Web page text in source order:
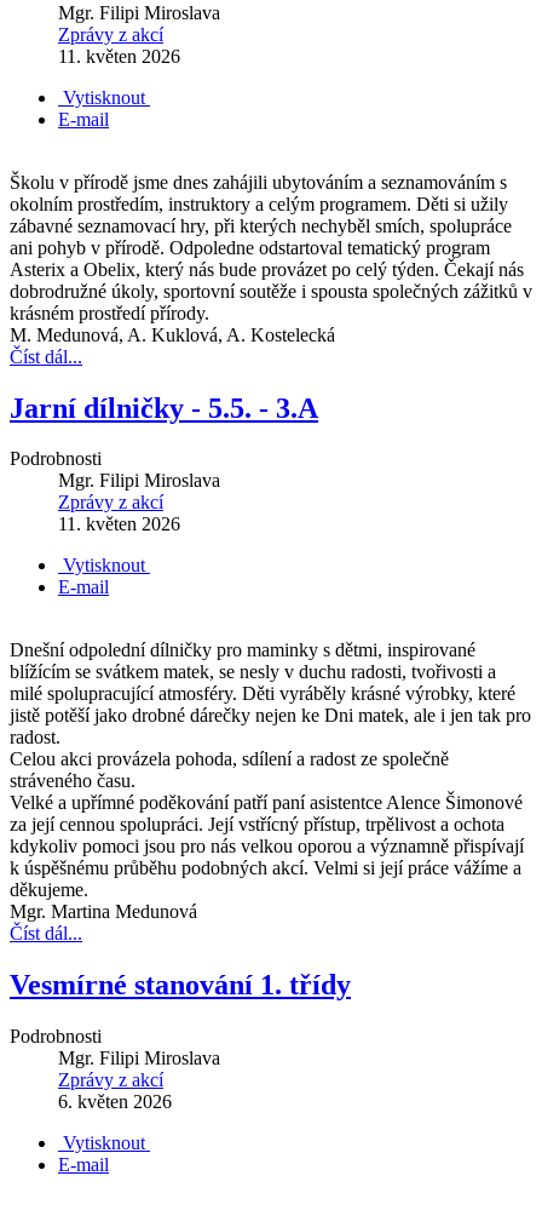
Mgr. Filipi Miroslava
Zprávy z akcí
11. květen 2026
Vytisknout
E-mail
Školu v přírodě jsme dnes zahájili ubytováním a seznamováním s
okolním prostředím, instruktory a celým programem. Děti si užily
zábavné seznamovací hry, při kterých nechyběl smích, spolupráce
ani pohyb v přírodě. Odpoledne odstartoval tematický program
Asterix a Obelix, který nás bude provázet po celý týden. Čekají nás
dobrodružné úkoly, sportovní soutěže i spousta společných zážitků v
krásném prostředí přírody.
M. Medunová, A. Kuklová, A. Kostelecká
Číst dál...
Jarní dílničky - 5.5. - 3.A
Podrobnosti
Mgr. Filipi Miroslava
Zprávy z akcí
11. květen 2026
Vytisknout
E-mail
Dnešní odpolední dílničky pro maminky s dětmi, inspirované
blížícím se svátkem matek, se nesly v duchu radosti, tvořivosti a
milé spolupracující atmosféry. Děti vyráběly krásné výrobky, které
jistě potěší jako drobné dárečky nejen ke Dni matek, ale i jen tak pro
radost.
Celou akci provázela pohoda, sdílení a radost ze společně
stráveného času.
Velké a upřímné poděkování patří paní asistentce Alence Šimonové
za její cennou spolupráci. Její vstřícný přístup, trpělivost a ochota
kdykoliv pomoci jsou pro nás velkou oporou a významně přispívají
k úspěšnému průběhu podobných akcí. Velmi si její práce vážíme a
děkujeme.
Mgr. Martina Medunová
Číst dál...
Vesmírné stanování 1. třídy
Podrobnosti
Mgr. Filipi Miroslava
Zprávy z akcí
6. květen 2026
Vytisknout
E-mail